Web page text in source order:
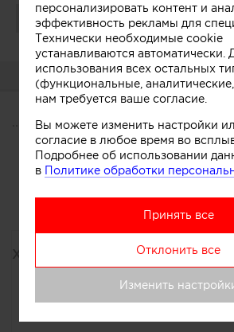
Поблагодарить
О СЕБЕ
О СЕБЕ
Услуги
Основная
177 из 234
персонализировать контент и
эффективность рекламы для
Технически необходимые cookie
устанавливаются автоматически.
использования всех остальных
(функциональные,
нам требуется ваше согласие.
Вы можете изменить настройки
согласие в любое время во
Подробнее об использовании
в Политике обработки
Принять все
Отклонить все
Изменить